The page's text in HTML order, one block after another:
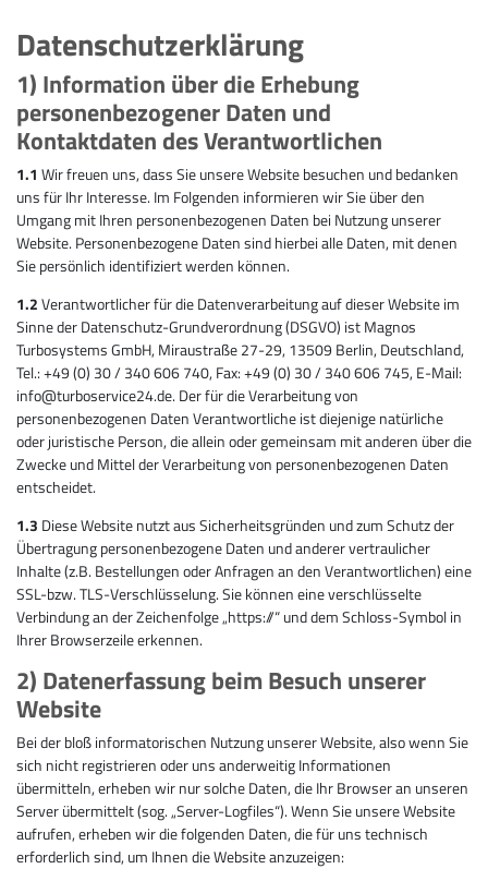
Datenschutzerklärung
1) Information über die Erhebung
personenbezogener Daten und
Kontaktdaten des Verantwortlichen
1.1 Wir freuen uns, dass Sie unsere Website besuchen und bedanken
uns für Ihr Interesse. Im Folgenden informieren wir Sie über den
Umgang mit Ihren personenbezogenen Daten bei Nutzung unserer
Website. Personenbezogene Daten sind hierbei alle Daten, mit denen
Sie persönlich identifiziert werden können.
1.2Verantwortlicher für die Datenverarbeitung auf dieser Website im
Sinne der Datenschutz-Grundverordnung (DSGVO) ist Magnos
Turbosystems GmbH, Miraustraße 27-29, 13509 Berlin, Deutschland,
Tel.: +49 (0) 30 / 340 606 740, Fax: +49 (0) 30 / 340 606 745, E-Mail:
info@turboservice24.de. Der für die Verarbeitung von
personenbezogenen Daten Verantwortliche ist diejenige natürliche
oder juristische Person, die allein oder gemeinsam mit anderen über die
Zwecke und Mittel der Verarbeitung von personenbezogenen Daten
entscheidet.
1.3 Diese Website nutzt aus Sicherheitsgründen und zum Schutz der
Übertragung personenbezogene Daten und anderer vertraulicher
Inhalte (z.B. Bestellungen oder Anfragen an den Verantwortlichen) eine
SSL-bzw. TLS-Verschlüsselung. Sie können eine verschlüsselte
Verbindung an der Zeichenfolge „https://“ und dem Schloss-Symbol in
Ihrer Browserzeile erkennen.
2) Datenerfassung beim Besuch unserer
Website
Bei der bloß informatorischen Nutzung unserer Website, also wenn Sie
sich nicht registrieren oder uns anderweitig Informationen
übermitteln, erheben wir nur solche Daten, die Ihr Browser an unseren
Server übermittelt (sog. „Server-Logfiles“). Wenn Sie unsere Website
aufrufen, erheben wir die folgenden Daten, die für uns technisch
erforderlich sind, um Ihnen die Website anzuzeigen: